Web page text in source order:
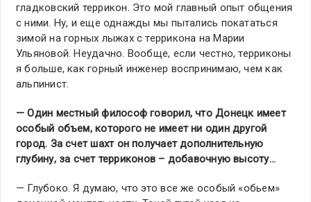
гладковский террикон. Это мой главный опыт общения
с ними. Ну, и еще однажды мы пытались покататься
зимой на горных лыжах с террикона на Марии
Ульяновой. Неудачно. Вообще, если честно, терриконы
я больше, как горный инженер воспринимаю, чем как
альпинист.
— Один местный философ говорил, что Донецк имеет
особый объем, которого не имеет ни один другой
город. За счет шахт он получает дополнительную
глубину, за счет терриконов – добавочную высоту…
— Глубоко. Я думаю, что это все же особый «обьем»